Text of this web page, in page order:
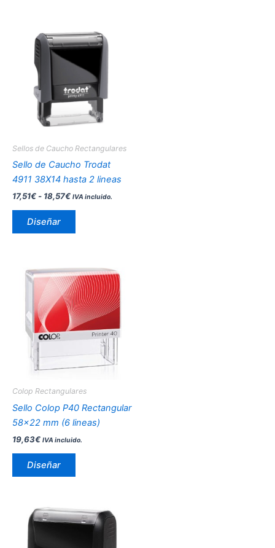
Sellos de Caucho Rectangulares
Sello de Caucho Trodat
4911 38X14 hasta 2 lineas
17,51€ - 18,57€
de
precios:
17,51€
hasta
18,57€
IVA incluido.
Diseñar
producto
múltiples
variantes.
Las
opciones
se
en
la
página
Colop Rectangulares
Sello Colop P40 Rectangular
58×22 mm (6 lineas)
19,63€ IVA incluido.
Diseñar
Este
producto
tiene
múltiples
variantes.
Las
opciones
se
en
la
página
Este
producto